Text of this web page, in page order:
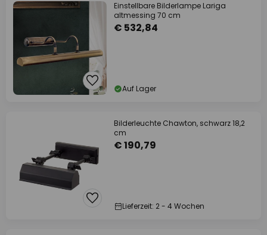
Einstellbare Bilderlampe Lariga
altmessing 70 cm
€ 532,84
Auf Lager
Bilderleuchte Chawton, schwarz 18,2
cm
€ 190,79
Lieferzeit: 2 - 4 Wochen